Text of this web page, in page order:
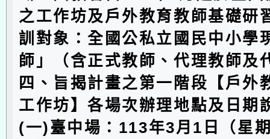
之工作坊及戶外教育教師基礎研
訓對象：全國公私立國民中小學
師」（含正式教師、代理教師及
四、旨揭計畫之第一階段【戶外
工作坊】各場次辦理地點及日期
(一)臺中場：113年3月1日（星